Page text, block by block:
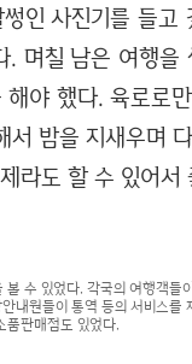
인 사진기를 들고
며칠 남은 여행을
야 했다. 육로로
밤을 지새우며
라도 할 수 있어서
볼 수 있었다. 각국의 여행객들
내원들이 통역 등의 서비스를
품판매점도 있었다.